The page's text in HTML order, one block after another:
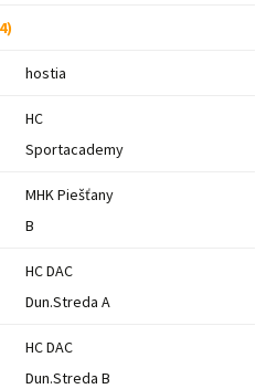
hostia
HC
Sportacademy
MHK Piešťany
B
HC DAC
Dun.Streda A
HC DAC
Dun.Streda B